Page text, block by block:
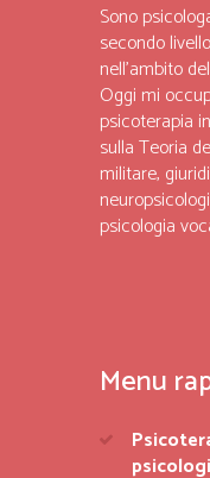
Sono
secondo
nell’ambito
Oggi mi
psicoterapia
sulla Teoria
militare,
psicologia
Menu